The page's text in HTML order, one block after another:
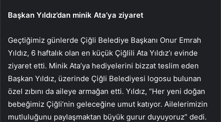
Başkan Yıldız’dan minik Ata’ya ziyaret
Geçtiğimiz günlerde Çiğli Belediye Başkanı Onur Emrah
Yıldız, 6 haftalık olan en küçük Çiğlili Ata Yıldız’ı evinde
ziyaret etti. Minik Ata’ya hediyelerini bizzat teslim eden
Başkan Yıldız, üzerinde Çiğli Belediyesi logosu bulunan
özel zıbını da aileye armağan etti. Yıldız, “Her yeni doğan
bebeğimiz Çiğli’nin geleceğine umut katıyor. Ailelerimizin
mutluluğunu paylaşmaktan büyük gurur duyuyoruz” dedi.